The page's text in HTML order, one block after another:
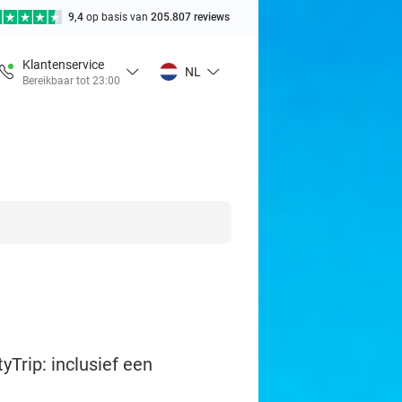
9,4 op basis van 205.807 reviews
Klantenservice
Bereikbaar tot 23:00
NL
inclusief een